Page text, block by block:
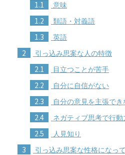
1.1 意味
1.2 類語・対義語
1.3 英語
2 引っ込み思案な人の特徴
2.1 目立つことが苦手
2.2 自分に自信がない
2.3 自分の意見を主張でき
2.4 ネガティブ思考で行動
2.5 人見知り
3 引っ込み思案な性格になっ